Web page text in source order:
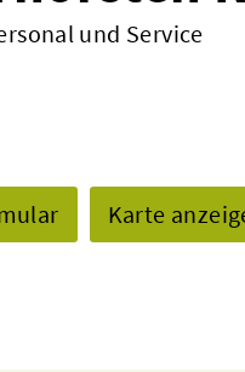
und Service
Karte